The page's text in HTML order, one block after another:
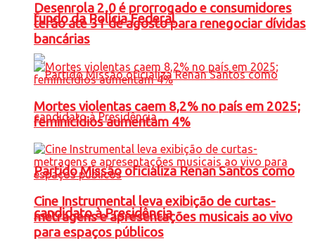
fundo da Polícia Federal
Partido Missão oficializa Renan Santos como
candidato à Presidência
Desenrola 2.0 é prorrogado e consumidores
terão até 31 de agosto para renegociar dívidas
bancárias
Mortes violentas caem 8,2% no país em 2025;
feminicídios aumentam 4%
Cine Instrumental leva exibição de curtas-
metragens e apresentações musicais ao vivo
para espaços públicos